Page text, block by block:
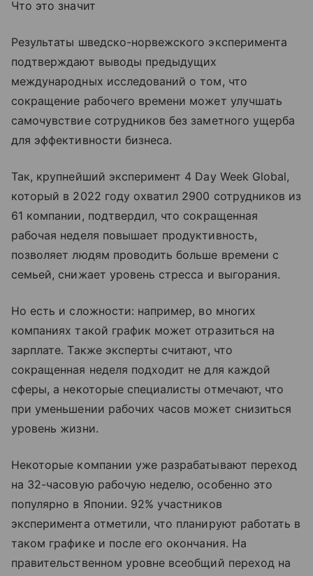
Что это значит
Результаты шведско-норвежского эксперимента
подтверждают выводы предыдущих
международных исследований о том, что
сокращение рабочего времени может улучшать
самочувствие сотрудников без заметного ущерба
для эффективности бизнеса.
Так, крупнейший эксперимент 4 Day Week Global,
который в 2022 году охватил 2900 сотрудников из
61 компании, подтвердил, что сокращенная
рабочая неделя повышает продуктивность,
позволяет людям проводить больше времени с
семьей, снижает уровень стресса и выгорания.
Но есть и сложности: например, во многих
компаниях такой график может отразиться на
зарплате. Также эксперты считают, что
сокращенная неделя подходит не для каждой
сферы, а некоторые специалисты отмечают, что
при уменьшении рабочих часов может снизиться
уровень жизни.
Некоторые компании уже разрабатывают переход
на 32-часовую рабочую неделю, особенно это
популярно в Японии. 92% участников
эксперимента отметили, что планируют работать в
таком графике и после его окончания. На
правительственном уровне всеобщий переход на